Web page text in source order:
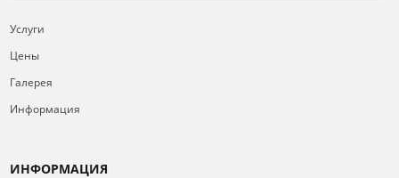
Услуги
Цены
Галерея
Информация
ИНФОРМАЦИЯ